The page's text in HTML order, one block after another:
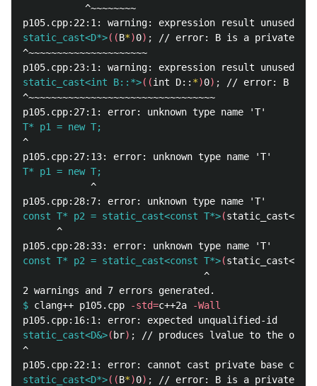
           ^~~~~~~~~
static_cast<D*>((B*)0) ;
^~~~~~~~~~~~~~~~~~~~~~
static_cast<int B::*>((int D:: *)0) ;
^~~~~~~~~~~~~~~~~~~~~~~~~~~~~~~~~~
T* p1 = new T;
^
T* p1 = new T;
            ^
const T* p2 = static_cast<const T*>(static_cast<void
      ^
const T* p2 = static_cast<const T*>(static_cast<void
                                ^
$ clang++ p105.cpp -std=c++2a
-Wall
static_cast<D&>( br) ;
^
static_cast<D*>((B*)0) ;